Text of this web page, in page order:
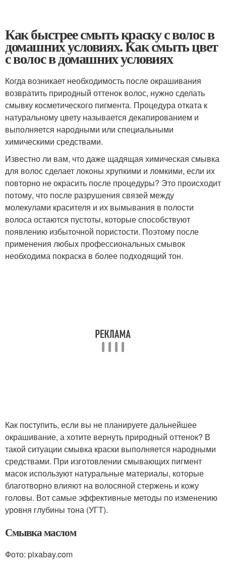
Как быстрее смыть краску с волос в
домашних условиях. Как смыть цвет
с волос в домашних условиях
Когда возникает необходимость после окрашивания
возвратить природный оттенок волос, нужно сделать
смывку косметического пигмента. Процедура отката к
натуральному цвету называется декапированием и
выполняется народными или специальными
химическими средствами.
Известно ли вам, что даже щадящая химическая смывка
для волос сделает локоны хрупкими и ломкими, если их
повторно не окрасить после процедуры? Это происходит
потому, что после разрушения связей между
молекулами красителя и их вымывания в полости
волоса остаются пустоты, которые способствуют
появлению избыточной пористости. Поэтому после
применения любых профессиональных смывок
необходима покраска в более подходящий тон.
Как поступить, если вы не планируете дальнейшее
окрашивание, а хотите вернуть природный оттенок? В
такой ситуации смывка краски выполняется народными
средствами. При изготовлении смывающих пигмент
масок используют натуральные материалы, которые
благотворно влияют на волосяной стержень и кожу
головы. Вот самые эффективные методы по изменению
уровня глубины тона (УГТ).
Смывка маслом
Фото: pixabay.com